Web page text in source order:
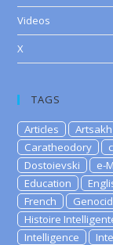
Videos
X
TAGS
Articles Artsakh
Caratheodory
Dostoievski
e-
Education
French
Histoire
Intelligence